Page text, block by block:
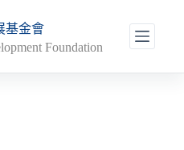
基金會
Foundation